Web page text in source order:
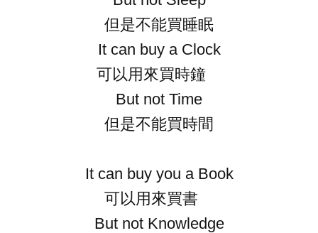
但是不能買睡眠
It can buy a Clock
可以用來買時鐘
But not Time
但是不能買時間
It can buy you a Book
可以用來買書
But not Knowledge